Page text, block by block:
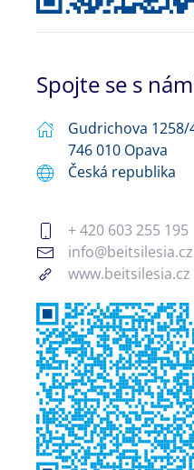
Spojte se s
Gudrichova 1258/
746 010 Opava
Česká republika
+ 420 603 255 195
info@beitsilesia.cz
www.beitsilesia.cz